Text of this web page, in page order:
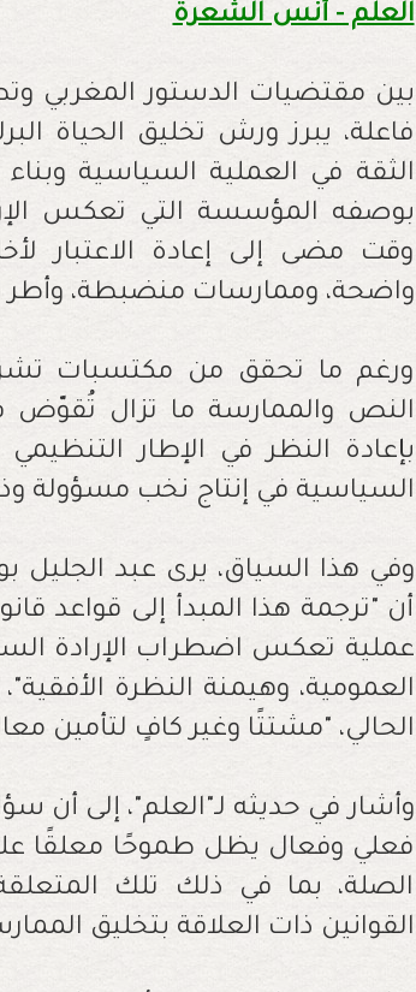
العلم - أنس الشعرة
بين مقتضيات الدستور المغربي
فاعلة، يبرز ورش تخليق الحياة
الثقة في العملية السياسية
بوصفه المؤسسة التي تعكس
وقت مضى إلى إعادة الاعتبار
واضحة، وممارسات منضبطة، وأطر
ورغم ما تحقق من مكتسبات
النص والممارسة ما تزال
بإعادة النظر في الإطار التنظيمي
السياسية في إنتاج نخب مسؤولة
وفي هذا السياق، يرى عبد الجليل
أن "ترجمة هذا المبدأ إلى قواعد
عملية تعكس اضطراب الإرادة
العمومية، وهيمنة النظرة
الحالي، "مشتتًا وغير كافٍ لتأمين
فعلي وفعال يظل طموحًا معلقًا
الصلة، بما في ذلك تلك المتعلقة
القوانين ذات العلاقة بتخليق